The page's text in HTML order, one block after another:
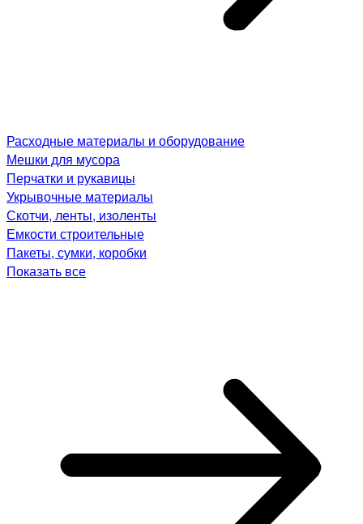
Расходные материалы и оборудование
Мешки для мусора
Перчатки и рукавицы
Укрывочные материалы
Скотчи, ленты, изоленты
Емкости строительные
Пакеты, сумки, коробки
Показать все